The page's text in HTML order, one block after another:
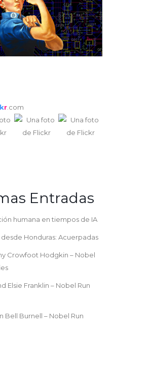
r.com
Entradas
humana en tiempos de IA
desde Honduras: Acuerpadas
Crowfoot Hodgkin – Nobel
Elsie Franklin – Nobel Run
Bell Burnell – Nobel Run